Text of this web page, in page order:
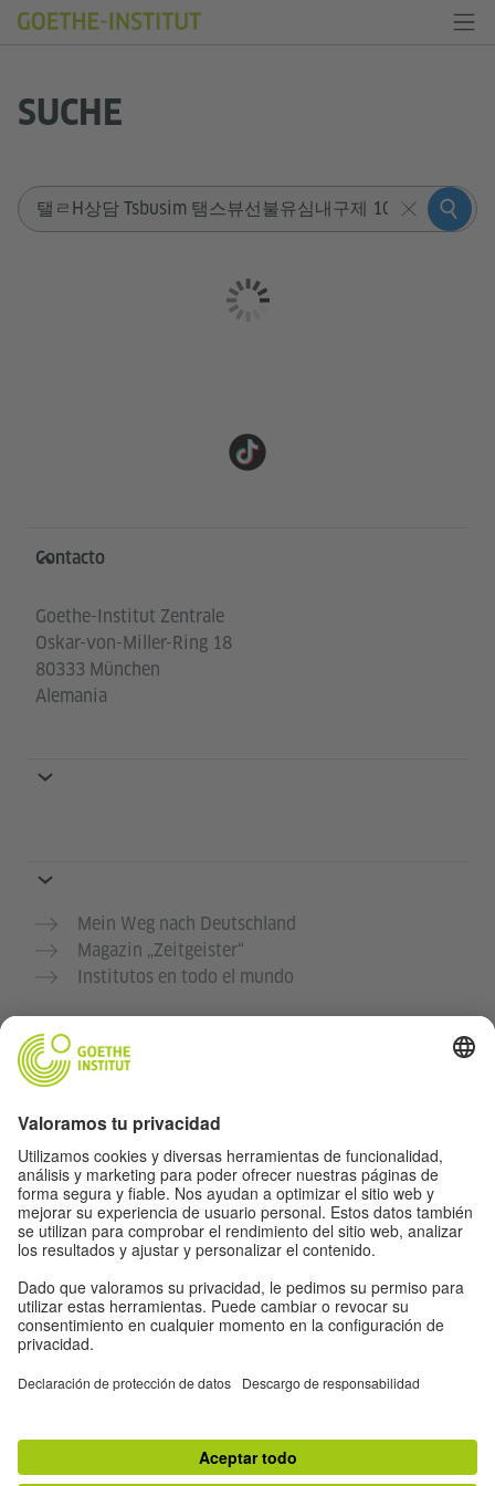
SUCHE
Sucheingabe
Service- und Informationsbereich
Contacto
Goethe-Institut Zentrale
Oskar-von-Miller-Ring 18
80333 München
Alemania
Mein Weg nach Deutschland
Magazin „Zeitgeister“
Institutos en todo el mundo
Protección de datos y accesibilidad
Este sitio web pretende ser accesible y útil para el
mayor número de personas posible. Utilizamos los
datos personales de acuerdo a nuestra política de
privacidad.
Protección de datos y accesibilidad
Accesibilidad
Aviso legal Política de privacidad